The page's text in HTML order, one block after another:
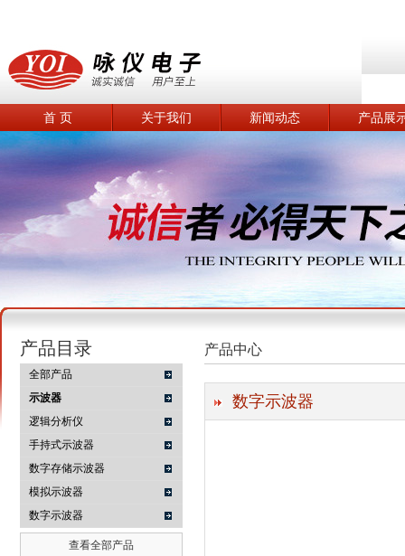
首 页 关于我们 新闻动态 产品展
产品目录
全部产品
示波器
逻辑分析仪
手持式示波器
数字存储示波器
模拟示波器
数字示波器
查看全部产品
产品中心
数字示波器